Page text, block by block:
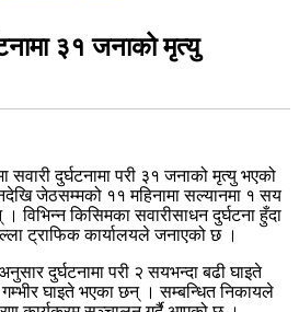
३१ जनाको मृत्यु
सवारी दुर्घटनामा परी ३१ जनाको मृत्यु भएको
जेठसम्मको ११ महिनामा सल्यानमा १ सय
विभिन्न किसिमका सवारीसाधन दुर्घटना हुँदा
ट्राफिक कार्यालयले जनाएको छ ।
दुर्घटनामा परी २ सयभन्दा बढी घाइते
घाइते भएका छन् । सम्बन्धित निकायले